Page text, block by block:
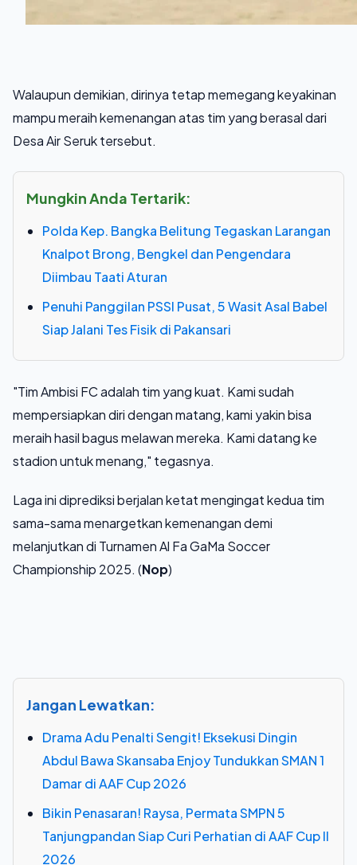
Walaupun demikian, dirinya tetap memegang keyakinan
mampu meraih kemenangan atas tim yang berasal dari
Desa Air Seruk tersebut.
Mungkin Anda Tertarik:
Polda Kep. Bangka Belitung Tegaskan Larangan
Knalpot Brong, Bengkel dan Pengendara
Diimbau Taati Aturan
Penuhi Panggilan PSSI Pusat, 5 Wasit Asal Babel
Siap Jalani Tes Fisik di Pakansari
"Tim Ambisi FC adalah tim yang kuat. Kami sudah
mempersiapkan diri dengan matang, kami yakin bisa
meraih hasil bagus melawan mereka. Kami datang ke
stadion untuk menang," tegasnya.
Laga ini diprediksi berjalan ketat mengingat kedua tim
sama-sama menargetkan kemenangan demi
melanjutkan di Turnamen Al Fa GaMa Soccer
Championship 2025. (Nop)
Jangan Lewatkan:
Drama Adu Penalti Sengit! Eksekusi Dingin
Abdul Bawa Skansaba Enjoy Tundukkan SMAN 1
Damar di AAF Cup 2026
Bikin Penasaran! Raysa, Permata SMPN 5
Tanjungpandan Siap Curi Perhatian di AAF Cup II
2026